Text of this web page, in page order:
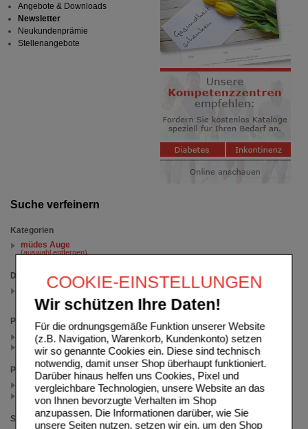
COOKIE-EINSTELLUNGEN
Wir schützen Ihre Daten!
Für die ordnungsgemäße Funktion unserer Website
(z.B. Navigation, Warenkorb, Kundenkonto) setzen
wir so genannte Cookies ein. Diese sind technisch
notwendig, damit unser Shop überhaupt funktioniert.
Darüber hinaus helfen uns Cookies, Pixel und
vergleichbare Technologien, unsere Website an das
von Ihnen bevorzugte Verhalten im Shop
anzupassen. Die Informationen darüber, wie Sie
unsere Seiten nutzen, setzen wir ein, um den Shop
Suche verfeinern
Kategorien
müdes Auge
(auswahl entfernen)
Darreichungsform
Augentropfen
(auswahl entfernen)
Packungsgröße
2X10 ml (1)
10 ml (1)
Preis
< 12.50 (1)
>= 12.50 (1)
Sortieren nach
Angebote & Downloads
Newsletter
Neukundenprämie
Stellenangebote